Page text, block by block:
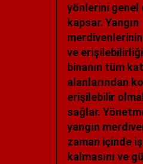
yönlerini genel
kapsar. Yangın
ve
binanın tüm
alanlarından
erişilebilir
sağlar.
yangın
zaman içinde
kalmasını ve